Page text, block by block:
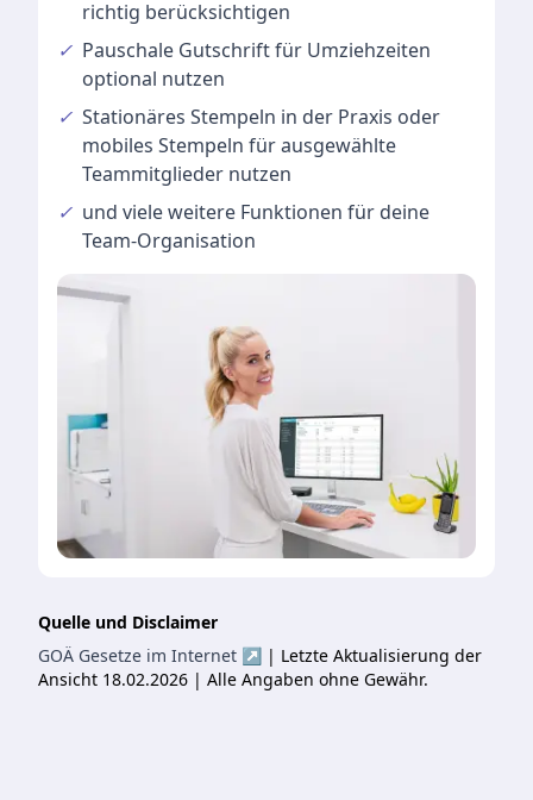
richtig berücksichtigen
✓ Pauschale Gutschriftfür Umziehzeiten
optional nutzen
✓ Stationäres Stempeln in der Praxis oder
mobiles Stempeln für ausgewählte
Teammitglieder nutzen
✓ und vieleweitere Funktionen für deine
Team-Organisation
Quelle und Disclaimer
GOÄ Gesetze im Internet ↗ | Letzte Aktualisierung der
Ansicht 18.02.2026 | Alle Angaben ohne Gewähr.